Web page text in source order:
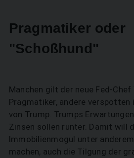
Pragmatiker oder
"Schoßhund"
Manchen gilt der neue Fed-Chef
Pragmatiker, andere verspotten
von Trump. Trumps
Zinsen sollen runter. Damit will
Immobilienmogul unter
machen, auch die Tilgung der